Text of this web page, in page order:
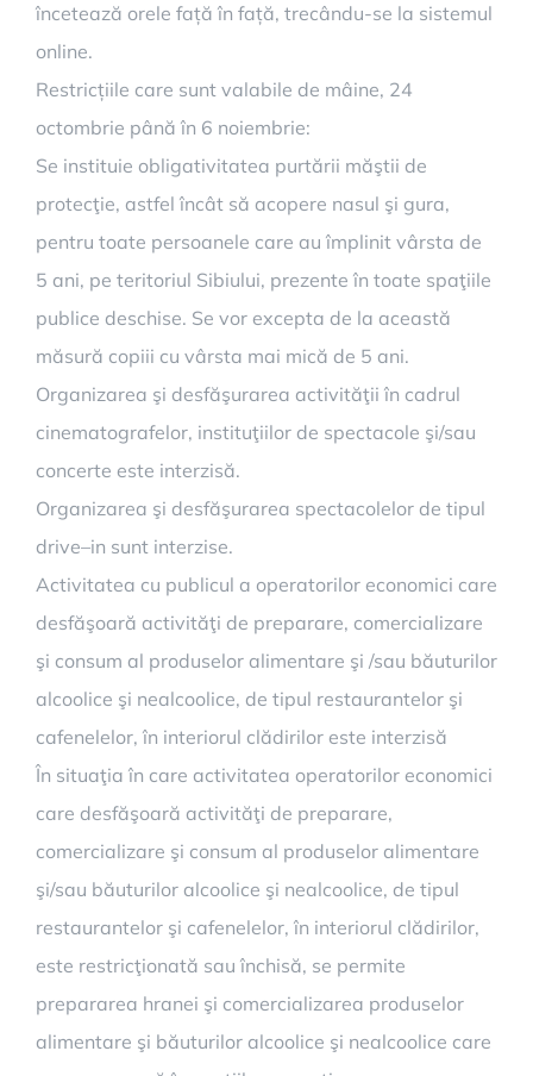
încetează orele față în față, trecându-se la sistemul
online.
Restricțiile care sunt valabile de mâine, 24
octombrie până în 6 noiembrie:
Se instituie obligativitatea purtării măştii de
protecţie, astfel încât să acopere nasul şi gura,
pentru toate persoanele care au împlinit vârsta de
5 ani, pe teritoriul Sibiului, prezente în toate spaţiile
publice deschise. Se vor excepta de la această
măsură copiii cu vârsta mai mică de 5 ani.
Organizarea şi desfăşurarea activităţii în cadrul
cinematografelor, instituţiilor de spectacole şi/sau
concerte este interzisă.
Organizarea şi desfăşurarea spectacolelor de tipul
drive–in sunt interzise.
Activitatea cu publicul a operatorilor economici care
desfăşoară activităţi de preparare, comercializare
şi consum al produselor alimentare şi /sau băuturilor
alcoolice şi nealcoolice, de tipul restaurantelor şi
cafenelelor, în interiorul clădirilor este interzisă
În situaţia în care activitatea operatorilor economici
care desfăşoară activităţi de preparare,
comercializare şi consum al produselor alimentare
şi/sau băuturilor alcoolice şi nealcoolice, de tipul
restaurantelor şi cafenelelor, în interiorul clădirilor,
este restricţionată sau închisă, se permite
prepararea hranei şi comercializarea produselor
alimentare şi băuturilor alcoolice şi nealcoolice care